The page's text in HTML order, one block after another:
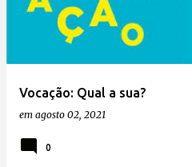
Vocação: Qual a sua?
em agosto 02, 2021
0